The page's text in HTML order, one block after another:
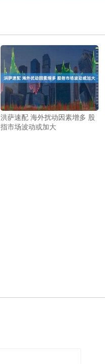
洪萨速配 海外扰动因素增多 股
指市场波动或加大